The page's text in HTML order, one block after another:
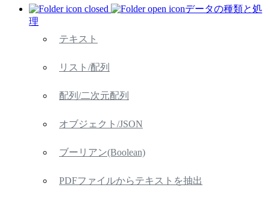
データの種類と処
理
テキスト
リスト/配列
配列/二次元配列
オブジェクト/JSON
ブーリアン(Boolean)
PDFファイルからテキストを抽出